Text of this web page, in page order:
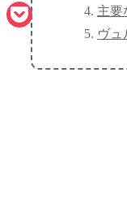
主要
ヴュ
Email
Pocket